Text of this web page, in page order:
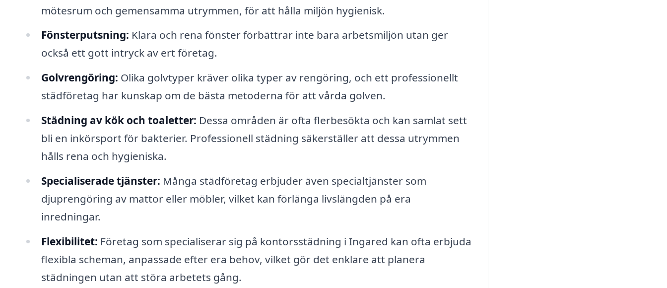
mötesrum och gemensamma utrymmen, för att hålla miljön hygienisk.
Fönsterputsning: Klara och rena fönster förbättrar inte bara arbetsmiljön utan ger
också ett gott intryck av ert företag.
Golvrengöring: Olika golvtyper kräver olika typer av rengöring, och ett professionellt
städföretag har kunskap om de bästa metoderna för att vårda golven.
Städning av kök och toaletter: Dessa områden är ofta flerbesökta och kan samlat sett
bli en inkörsport för bakterier. Professionell städning säkerställer att dessa utrymmen
hålls rena och hygieniska.
Specialiserade tjänster: Många städföretag erbjuder även specialtjänster som
djuprengöring av mattor eller möbler, vilket kan förlänga livslängden på era
inredningar.
Flexibilitet: Företag som specialiserar sig på kontorsstädning i Ingared kan ofta erbjuda
flexibla scheman, anpassade efter era behov, vilket gör det enklare att planera
städningen utan att störa arbetets gång.